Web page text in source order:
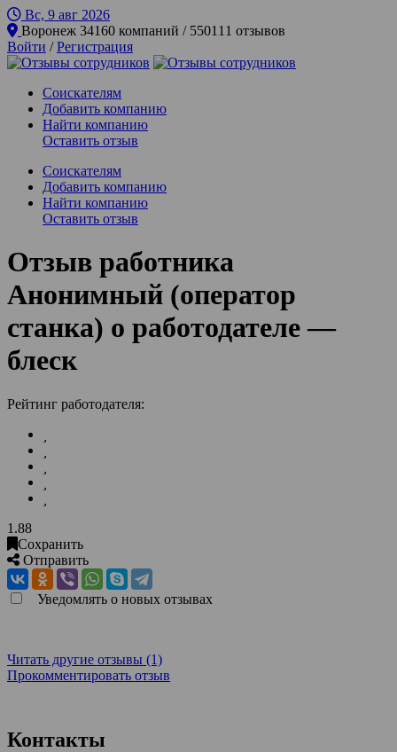
Вс, 9 авг 2026
Воронеж
34160 компаний / 550111 отзывов
Войти /Регистрация
Соискателям
Добавить компанию
Найти компанию
Оставить отзыв
Соискателям
Добавить компанию
Найти компанию
Оставить отзыв
Отзыв работника
Анонимный (оператор
станка) о работодателе —
блеск
Рейтинг работодателя:
1.88
Сохранить
Отправить
Уведомлять о новых отзывах
Читать другие отзывы (1)
Прокомментировать отзыв
Контакты